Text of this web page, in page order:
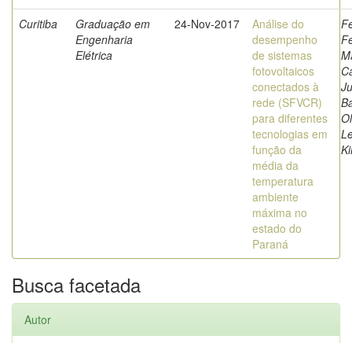
Curitiba
Graduação em
Engenharia
Elétrica
24-Nov-2017
Análise do
desempenho
de sistemas
fotovoltaicos
conectados à
rede (SFVCR)
para diferentes
tecnologias em
função da
média da
temperatura
ambiente
máxima no
estado do
Paraná
Busca facetada
Autor